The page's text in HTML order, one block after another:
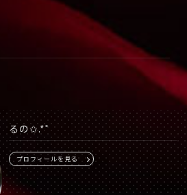
るの✩.*˚
プロフィールを見る